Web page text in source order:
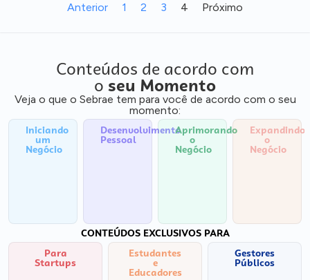
Anterior 1 2 3 4 Próximo
Conteúdos de acordo com
o seu Momento
Veja o que o Sebrae tem para você de acordo com o seu
momento:
Iniciando
um
Negócio
Desenvolvimento
Pessoal
Aprimorando
o
Negócio
Expandindo
o
Negócio
CONTEÚDOS EXCLUSIVOS PARA
Para
Startups
Estudantes
e
Educadores
Gestores
Públicos